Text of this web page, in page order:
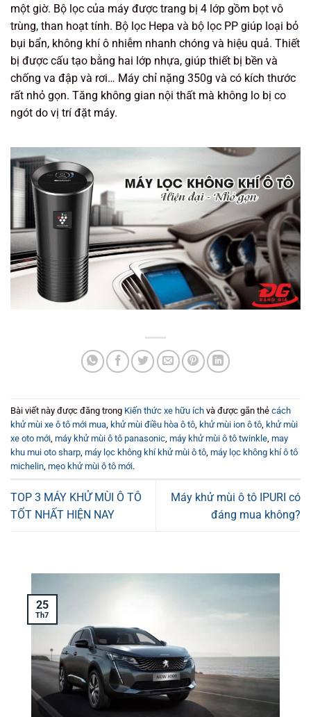
một giờ. Bộ lọc của máy được trang bị 4 lớp gồm bọt vô
trùng, than hoạt tính. Bộ lọc Hepa và bộ lọc PP giúp loại bỏ
bụi bẩn, không khí ô nhiễm nhanh chóng và hiệu quả. Thiết
bị được cấu tạo bằng hai lớp nhựa, giúp thiết bị bền và
chống va đập và rơi… Máy chỉ nặng 350g và có kích thước
rất nhỏ gọn. Tăng không gian nội thất mà không lo bị co
ngót do vị trí đặt máy.
Bài viết này được đăng trong Kiến thức xe hữu ích và được gắn thẻ cách
khử mùi xe ô tô mới mua khử mùi điều hòa ô tô khử mùi ion ô tô khử mùi
xe oto mới máy khử mùi ô tô panasonic máy khử mùi ô tô twinkle may
khu mui oto sharp máy lọc không khí khử mùi ô tô máy lọc không khí ô tô
michelin mẹo khử mùi ô tô mới.
TOP 3 MÁY KHỬ MÙI Ô TÔ
TỐT NHẤT HIỆN NAY
Máy khử mùi ô tô IPURI có
đáng mua không?
25
Th7